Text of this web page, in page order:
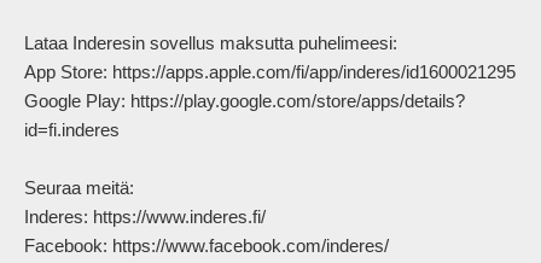
Lataa Inderesin sovellus maksutta puhelimeesi:
App Store: https://apps.apple.com/fi/app/inderes/id1600021295
Google Play: https://play.google.com/store/apps/details?
id=fi.inderes
Seuraa meitä:
Inderes: https://www.inderes.fi/
Facebook: https://www.facebook.com/inderes/